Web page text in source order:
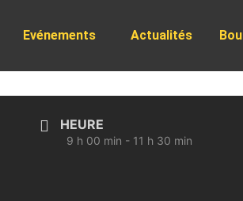
Evénements Actualités
HEURE
9 h 00 min - 11 h 30 min